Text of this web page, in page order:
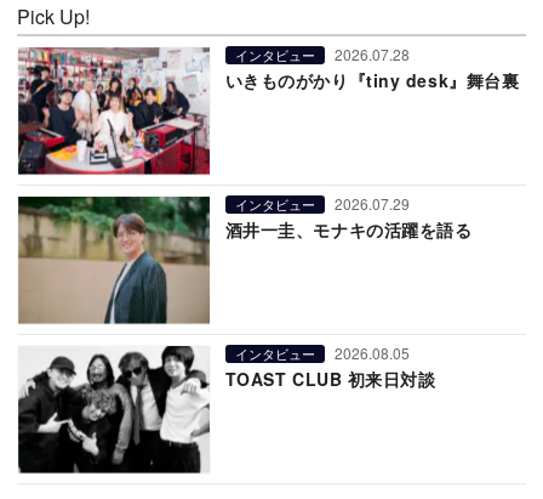
Pick Up!
インタビュー 2026.07.28
いきものがかり『tiny desk』舞台裏
インタビュー 2026.07.29
酒井一圭、モナキの活躍を語る
インタビュー 2026.08.05
TOAST CLUB 初来日対談